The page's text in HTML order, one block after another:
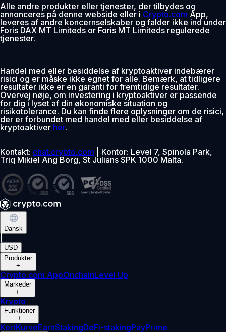
Alle andre produkter eller tjenester, der tilbydes og
annonceres på denne webside eller i Crypto.com App,
leveres af andre koncernselskaber og falder ikke ind under
Foris DAX MT Limiteds or Foris MT Limiteds regulerede
tjenester.
Handel med eller besiddelse af kryptoaktiver indebærer
risici og er måske ikke egnet for alle. Bemærk, at tidligere
resultater ikke er en garanti for fremtidige resultater.
Overvej nøje, om investering i kryptoaktiver er passende
for dig i lyset af din økonomiske situation og
risikotolerance. Du kan finde flere oplysninger om de risici,
der er forbundet med handel med eller besiddelse af
kryptoaktiver her.
Kontakt: chat.crypto.com | Kontor: Level 7, Spinola Park,
Triq Mikiel Ang Borg, St Julians SPK 1000 Malta.
Dansk
USD
Produkter
+
Crypto.com AppOnchainLevel Up
Markeder
+
Krypto
Funktioner
+
KortKurveEarnStakingDeFi-stakingPayPrime